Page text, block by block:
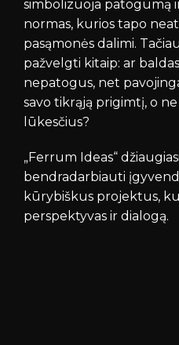
simbolizuoja patogumą
normas, kurios tapo
pasąmonės dalimi.
pažvelgti kitaip: ar
nepatogus, net
savo tikrąją prigimtį, o
lūkesčius?
„Ferrum Ideas“
bendradarbiauti
kūrybiškus projektus,
perspektyvas ir dialogą.